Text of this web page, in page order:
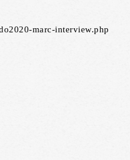
marc-interview.php